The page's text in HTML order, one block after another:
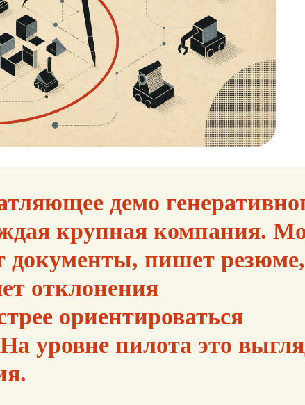
демо
крупная компания.
документы, пишет резюме,
отклонения
ориентироваться
уровне пилота это